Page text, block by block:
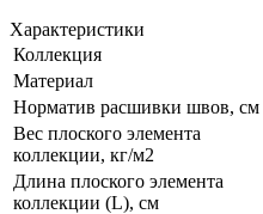
Характеристики
Коллекция
Материал
Норматив расшивки швов, см
Вес плоского элемента
коллекции, кг/м2
Длина плоского элемента
коллекции (L), см